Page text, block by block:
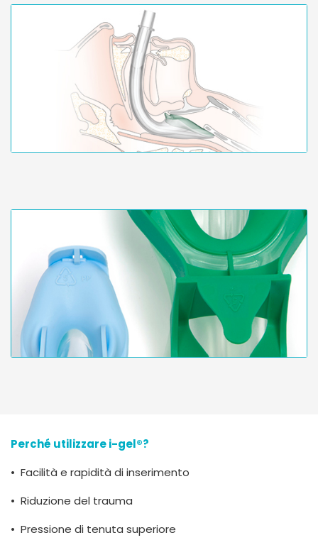
Perché utilizzare i-gel®?
• Facilità e rapidità di inserimento
• Riduzione del trauma
• Pressione di tenuta superiore